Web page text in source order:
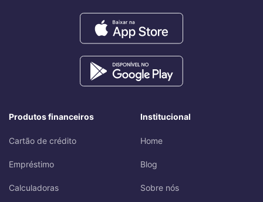
Produtos financeiros
Cartão de crédito
Empréstimo
Calculadoras
Institucional
Home
Blog
Sobre nós